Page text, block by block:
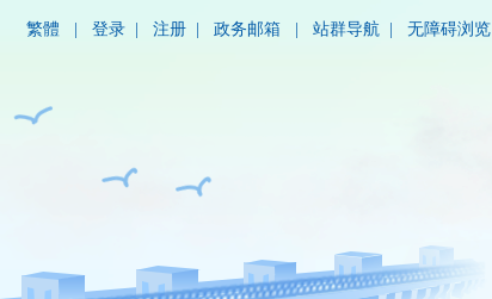
繁體 登录 注册 政务邮箱 站群导航 无障碍浏览